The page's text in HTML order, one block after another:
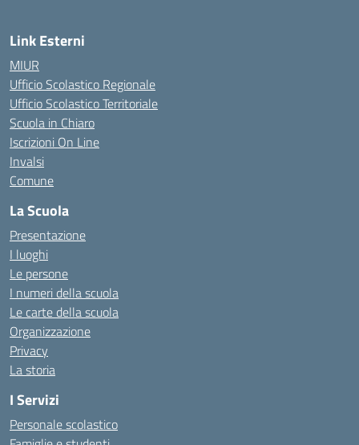
Link Esterni
MIUR
Ufficio Scolastico Regionale
Ufficio Scolastico Territoriale
Scuola in Chiaro
Iscrizioni On Line
Invalsi
Comune
La Scuola
Presentazione
I luoghi
Le persone
I numeri della scuola
Le carte della scuola
Organizzazione
Privacy
La storia
I Servizi
Personale scolastico